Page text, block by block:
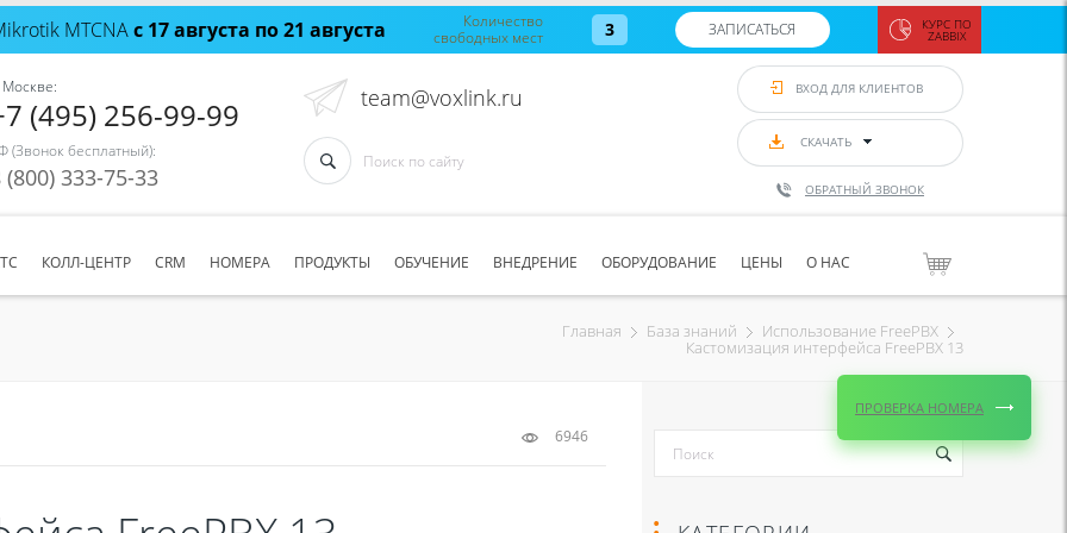
MTCNAс 17 августа по 21 августа
Количество
свободных мест
3 ЗАПИСАТЬСЯ КУРС ПО
ZABBIX
ВХОД ДЛЯ КЛИЕНТОВ
СКАЧАТЬ
ОБРАТНЫЙ ЗВОНОК
(495) 256-99-99
(Звонок бесплатный):
(800) 333-75-33
team@voxlink.ru
КОЛЛ-ЦЕНТР CRM НОМЕРА ПРОДУКТЫ ОБУЧЕНИЕ ВНЕДРЕНИЕ ОБОРУДОВАНИЕ ЦЕНЫ О НАС
Главная База знаний Использование FreePBX
Кастомизация интерфейса FreePBX 13
6946
ПРОВЕРКА НОМЕРА